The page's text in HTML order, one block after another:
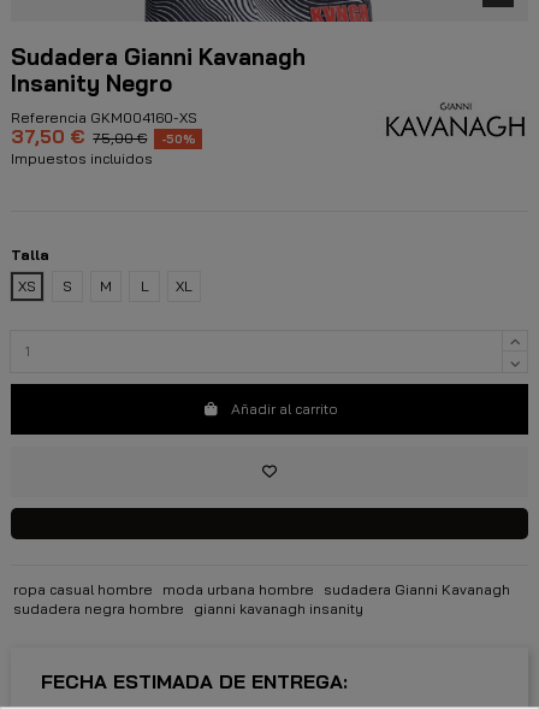
Sudadera Gianni Kavanagh
Insanity Negro
Referencia GKM004160-XS
37,50 € 75,00 € -50%
Impuestos incluidos
Talla
XS
S M L XL
Añadir al carrito
ropa casual hombre moda urbana hombre
sudadera Gianni Kavanagh
sudadera negra hombre
gianni kavanagh insanity
FECHA ESTIMADA DE ENTREGA: